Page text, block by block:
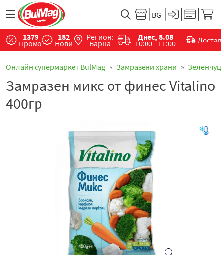
1379
Промо
182
Нови
Регион:
Варна
Днес, 8.08
10:00 - 11:00
Онлайн супермаркет BulMag Замразени храни
Замразен микс от финес Vitalino
400гр